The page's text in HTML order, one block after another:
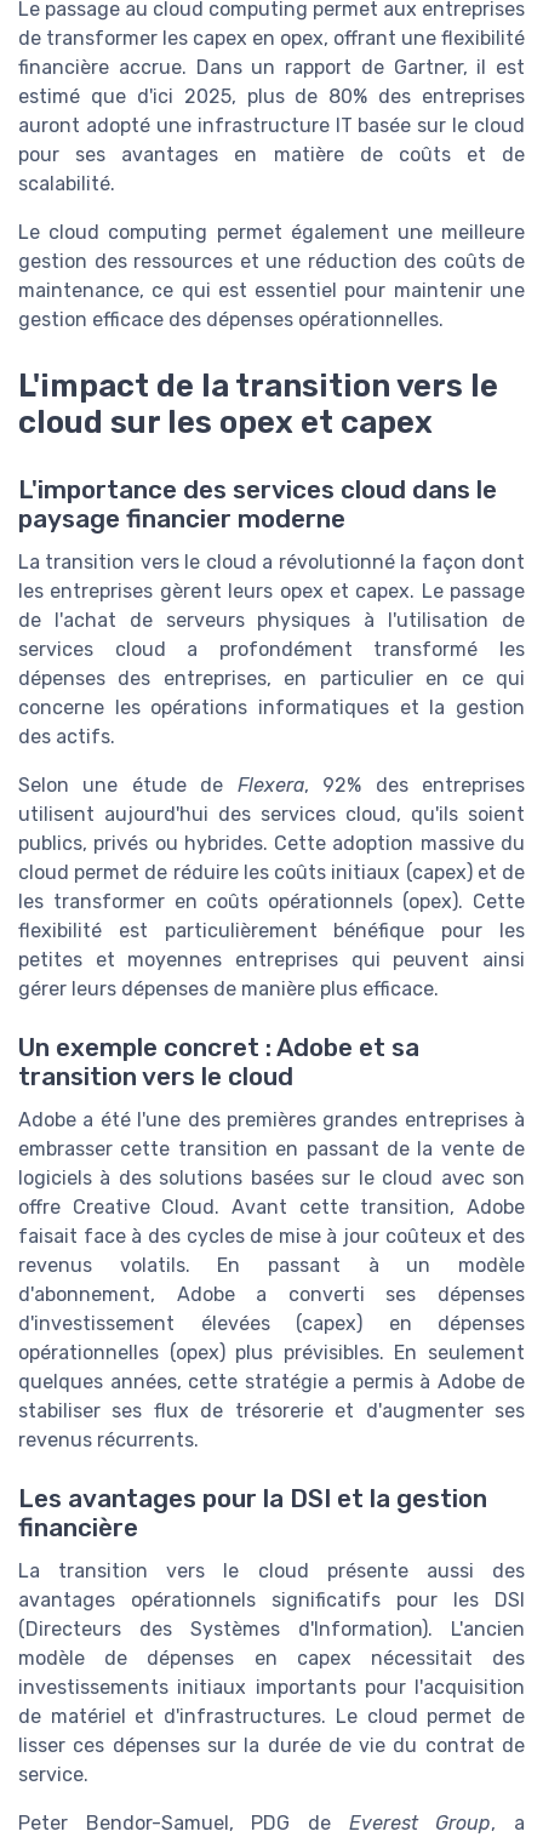
Le passage au cloud computing permet aux entreprises
de transformer les capex en opex, offrant une flexibilité
financière accrue. Dans un rapport de Gartner, il est
estimé que d'ici 2025, plus de 80% des entreprises
auront adopté une infrastructure IT basée sur le cloud
pour ses avantages en matière de coûts et de
scalabilité.
Le cloud computing permet également une meilleure
gestion des ressources et une réduction des coûts de
maintenance, ce qui est essentiel pour maintenir une
gestion efficace des dépenses opérationnelles.
L'impact de la transition vers le
cloud sur les opex et capex
L'importance des services cloud dans le
paysage financier moderne
La transition vers le cloud a révolutionné la façon dont
les entreprises gèrent leurs opex et capex. Le passage
de l'achat de serveurs physiques à l'utilisation de
services cloud a profondément transformé les
dépenses des entreprises, en particulier en ce qui
concerne les opérations informatiques et la gestion
des actifs.
Selon une étude de Flexera, 92% des entreprises
utilisent aujourd'hui des services cloud, qu'ils soient
publics, privés ou hybrides. Cette adoption massive du
cloud permet de réduire les coûts initiaux (capex) et de
les transformer en coûts opérationnels (opex). Cette
flexibilité est particulièrement bénéfique pour les
petites et moyennes entreprises qui peuvent ainsi
gérer leurs dépenses de manière plus efficace.
Un exemple concret : Adobe et sa
transition vers le cloud
Adobe a été l'une des premières grandes entreprises à
embrasser cette transition en passant de la vente de
logiciels à des solutions basées sur le cloud avec son
offre Creative Cloud. Avant cette transition, Adobe
faisait face à des cycles de mise à jour coûteux et des
revenus volatils. En passant à un modèle
d'abonnement, Adobe a converti ses dépenses
d'investissement élevées (capex) en dépenses
opérationnelles (opex) plus prévisibles. En seulement
quelques années, cette stratégie a permis à Adobe de
stabiliser ses flux de trésorerie et d'augmenter ses
revenus récurrents.
Les avantages pour la DSI et la gestion
financière
La transition vers le cloud présente aussi des
avantages opérationnels significatifs pour les DSI
(Directeurs des Systèmes d'Information). L'ancien
modèle de dépenses en capex nécessitait des
investissements initiaux importants pour l'acquisition
de matériel et d'infrastructures. Le cloud permet de
lisser ces dépenses sur la durée de vie du contrat de
service.
Peter Bendor-Samuel, PDG de Everest Group, a